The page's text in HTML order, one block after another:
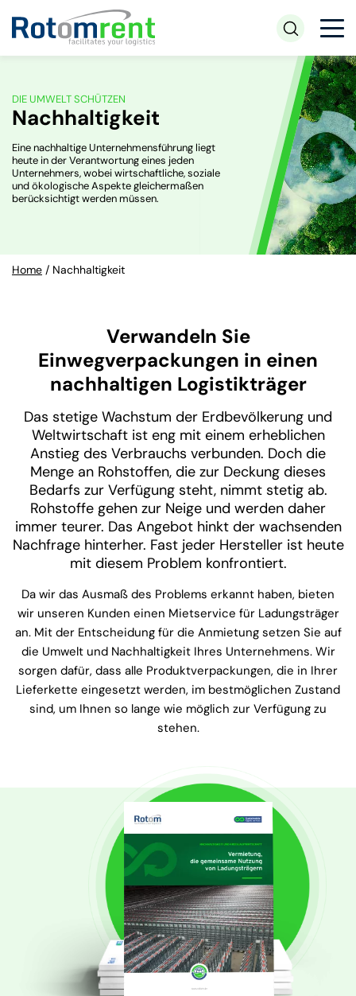
DIE UMWELT SCHÜTZEN
Nachhaltigkeit
Eine nachhaltige Unternehmensführung liegt
heute in der Verantwortung eines jeden
Unternehmers, wobei wirtschaftliche, soziale
und ökologische Aspekte gleichermaßen
berücksichtigt werden müssen.
Home / Nachhaltigkeit
Verwandeln Sie
Einwegverpackungen in einen
nachhaltigen Logistikträger
Das stetige Wachstum der Erdbevölkerung und
Weltwirtschaft ist eng mit einem erheblichen
Anstieg des Verbrauchs verbunden. Doch die
Menge an Rohstoffen, die zur Deckung dieses
Bedarfs zur Verfügung steht, nimmt stetig ab.
Rohstoffe gehen zur Neige und werden daher
immer teurer. Das Angebot hinkt der wachsenden
Nachfrage hinterher. Fast jeder Hersteller ist heute
mit diesem Problem konfrontiert.
Da wir das Ausmaß des Problems erkannt haben, bieten
wir unseren Kunden einen Mietservice für Ladungsträger
an. Mit der Entscheidung für die Anmietung setzen Sie auf
die Umwelt und Nachhaltigkeit Ihres Unternehmens. Wir
sorgen dafür, dass alle Produktverpackungen, die in Ihrer
Lieferkette eingesetzt werden, im bestmöglichen Zustand
sind, um Ihnen so lange wie möglich zur Verfügung zu
stehen.